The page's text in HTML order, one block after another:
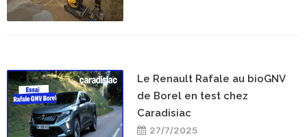
Le Renault Rafale au bioGNV
de Borel en test chez
Caradisiac
27/7/2025